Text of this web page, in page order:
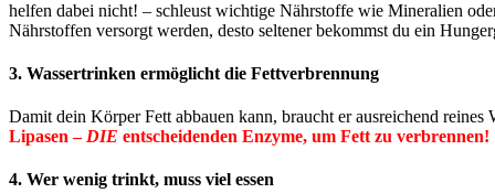
helfen dabei nicht! – schleust wichtige Nährstoffe wie Mineralien
Nährstoffen versorgt werden, desto seltener bekommst du ein
3. Wassertrinken ermöglicht die Fettverbrennung
Damit dein Körper Fett abbauen kann, braucht er ausreichend
Lipasen – DIE entscheidenden Enzyme, um Fett zu verbrennen!
4. Wer wenig trinkt, muss viel essen